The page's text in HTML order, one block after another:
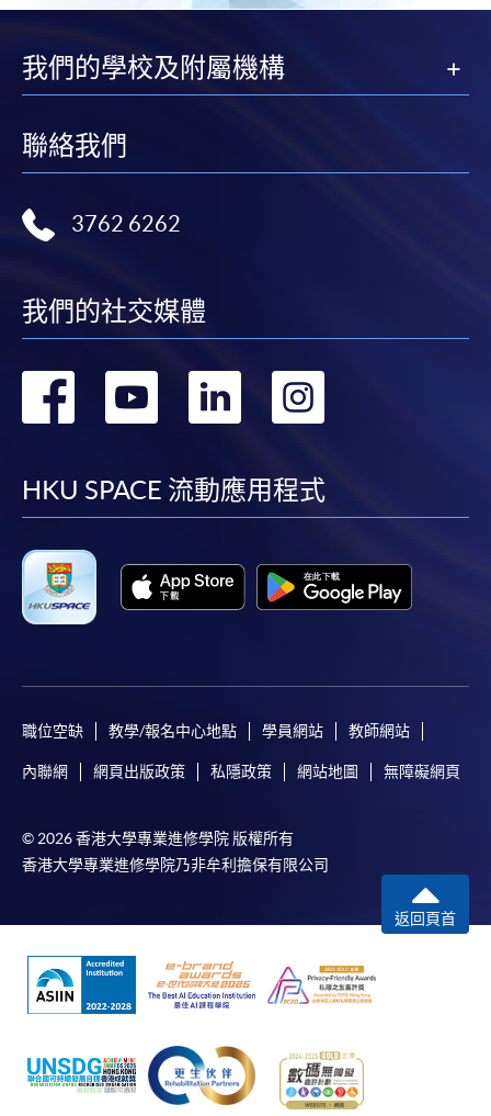
證明文件；
或可將上述文件一併郵寄至本課程組辦公室：香港北
學院藥物科學組陳小姐收。惟學院對郵遞失誤而遺失
3. VISA╱萬事達卡
付學費。香港大學專業進修學院萬事達卡持有人，如
報讀課程滿港幣2,000元，可享有十個月免息分期付款
學院報名中心職員查詢。
注意事項
求申請人以現金、易辦事或信用卡（Visa或萬事達
卡）繳付學費。
足而取消）之外，一切已繳費用概不退還。如獲學
（只限網上付款）方式繳交之款項，將以支票退
款；以信用卡繳交之款項，退款將直接退還到支付
額外收費，詳情請聯絡有關學科職員。
學費及學額不得轉讓他人。一經取錄，學員不得轉
讀其他課程，惟學院對特殊情況，可酌情處理。轉
學院在收妥費用後，將發出付款收據予申請人，惟
學院對郵遞付款收據的任何遺失事故，概不負責。
申請額外收據的收費為每張港幣30元。請以劃線
支票支付，抬頭註明「香港大學專業進修學院」，
並連同貼上郵票的回郵信封及申請表交回本學院。
我們的學校及附屬機構
聯絡我們
3762 6262
我們的社交媒體
轉
facebook
轉
youtube
轉
linkedin
HKU SPACE 流動應用程式
職位空缺 教學/報名中心地點 學員網站 教師網站
內聯網 網頁出版政策 私隱政策 網站地圖 無障礙網頁
© 2026 香港大學專業進修學院 版權所有
香港大學專業進修學院乃非牟利擔保有限公司
返回頁首